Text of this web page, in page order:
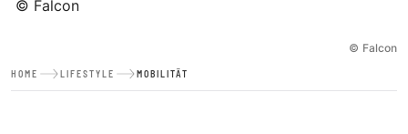
© Falcon
© Falcon
HOME LIFESTYLE MOBILITÄT